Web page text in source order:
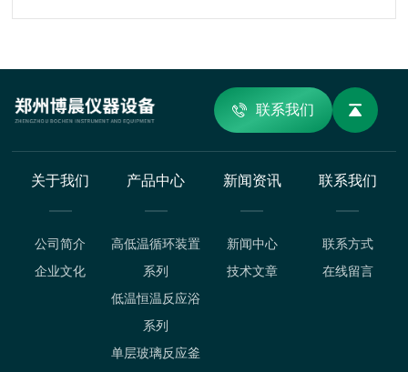
联系我们
关于我们
公司简介
企业文化
产品中心
高低温循环装置
系列
低温恒温反应浴
系列
单层玻璃反应釜
新闻资讯
新闻中心
技术文章
联系我们
联系方式
在线留言